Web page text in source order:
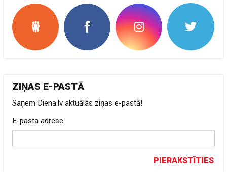
ZIŅAS E-PASTĀ
Saņem Diena.lv aktuālās ziņas e-pastā!
E-pasta adrese
PIERAKSTĪTIES